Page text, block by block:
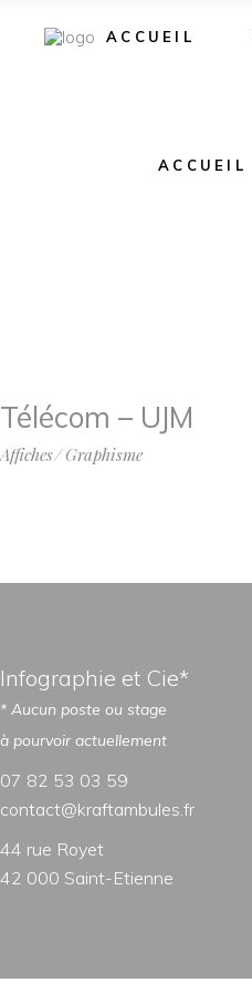
ACCUEIL
ACCUEIL
Télécom – UJM
Affiches Graphisme
Infographie et Cie*
* Aucun poste ou stage
à pourvoir actuellement
07 82 53 03 59
contact@kraftambules.fr
44 rue Royet
42 000 Saint-Etienne